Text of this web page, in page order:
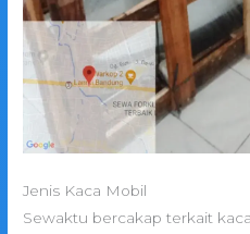
Jenis Kaca Mobil
Sewaktu bercakap terkait